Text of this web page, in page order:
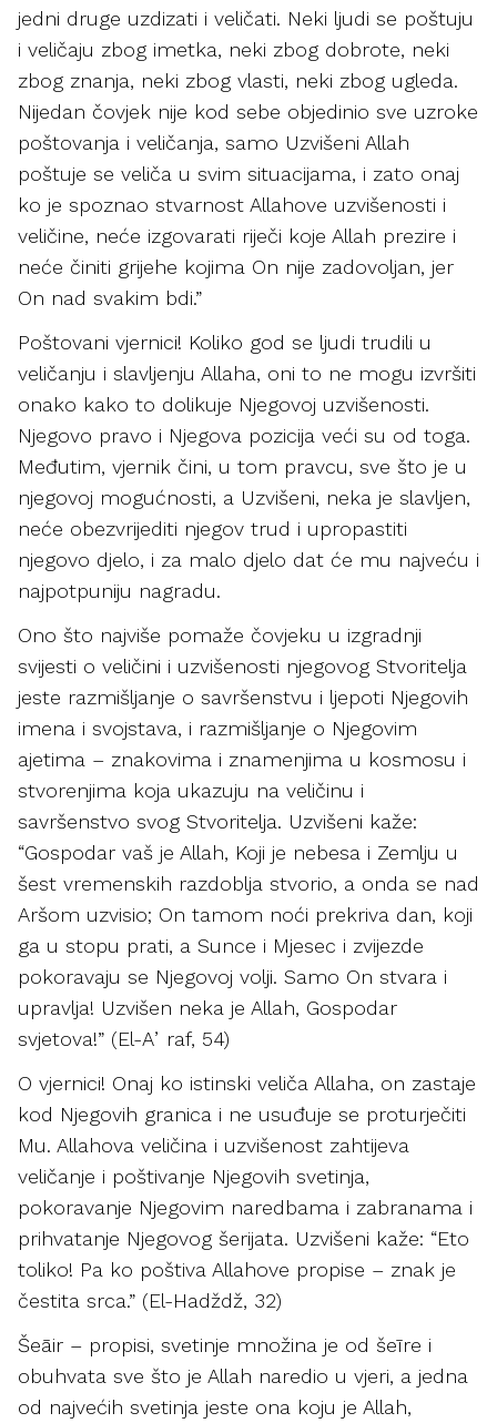
jedni druge uzdizati i veličati. Neki ljudi se poštuju
i veličaju zbog imetka, neki zbog dobrote, neki
zbog znanja, neki zbog vlasti, neki zbog ugleda.
Nijedan čovjek nije kod sebe objedinio sve uzroke
poštovanja i veličanja, samo Uzvišeni Allah
poštuje se veliča u svim situacijama, i zato onaj
ko je spoznao stvarnost Allahove uzvišenosti i
veličine, neće izgovarati riječi koje Allah prezire i
neće činiti grijehe kojima On nije zadovoljan, jer
On nad svakim bdi.”
Poštovani vjernici! Koliko god se ljudi trudili u
veličanju i slavljenju Allaha, oni to ne mogu izvršiti
onako kako to dolikuje Njegovoj uzvišenosti.
Njegovo pravo i Njegova pozicija veći su od toga.
Međutim, vjernik čini, u tom pravcu, sve što je u
njegovoj mogućnosti, a Uzvišeni, neka je slavljen,
neće obezvrijediti njegov trud i upropastiti
njegovo djelo, i za malo djelo dat će mu najveću i
najpotpuniju nagradu.
Ono što najviše pomaže čovjeku u izgradnji
svijesti o veličini i uzvišenosti njegovog Stvoritelja
jeste razmišljanje o savršenstvu i ljepoti Njegovih
imena i svojstava, i razmišljanje o Njegovim
ajetima – znakovima i znamenjima u kosmosu i
stvorenjima koja ukazuju na veličinu i
savršenstvo svog Stvoritelja. Uzvišeni kaže:
“Gospodar vaš je Allah, Koji je nebesa i Zemlju u
šest vremenskih razdoblja stvorio, a onda se nad
Aršom uzvisio; On tamom noći prekriva dan, koji
ga u stopu prati, a Sunce i Mjesec i zvijezde
pokoravaju se Njegovoj volji. Samo On stvara i
upravlja! Uzvišen neka je Allah, Gospodar
svjetova!” (El-Aʼraf, 54)
O vjernici! Onaj ko istinski veliča Allaha, on zastaje
kod Njegovih granica i ne usuđuje se proturječiti
Mu. Allahova veličina i uzvišenost zahtijeva
veličanje i poštivanje Njegovih svetinja,
pokoravanje Njegovim naredbama i zabranama i
prihvatanje Njegovog šerijata. Uzvišeni kaže: “Eto
toliko! Pa ko poštiva Allahove propise – znak je
čestita srca.” (El-Hadždž, 32)
Šeāir – propisi, svetinje množina je od šeīre i
obuhvata sve što je Allah naredio u vjeri, a jedna
od najvećih svetinja jeste ona koju je Allah,